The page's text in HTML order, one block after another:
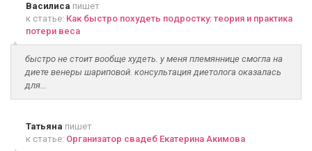
Василиса пишет
к статье: Как быстро похудеть подростку: теория и практика
потери веса
быстро не стоит вообще худеть. у меня племяннице смогла на
диете венеры шариповой. консультация диетолога оказалась
для...
Татьяна пишет
к статье: Организатор свадеб Екатерина Акимова